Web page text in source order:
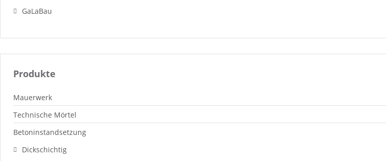
GaLaBau
Produkte
Mauerwerk
Technische Mörtel
Betoninstandsetzung
Dickschichtig